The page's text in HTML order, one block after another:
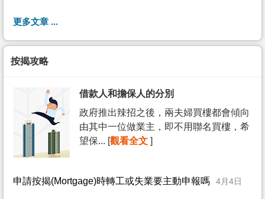
更多文章 ...
按揭攻略
借款人和擔保人的分別
政府推出辣招之後，兩夫婦買樓都會傾向
由其中一位做業主，即不用聯名買樓，希
望保... [觀看全文 ]
申請按揭(Mortgage)時轉工或失業要主動申報嗎 4月4日